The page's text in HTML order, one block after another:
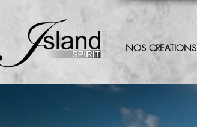
NOS CREATIONS